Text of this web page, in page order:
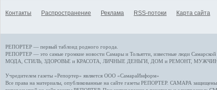
рассказала Ольга
ходе сессии
качества жизни" в
ПМЭФ 2025. В
РФ Михаил
представители
Контакты Распространение Реклама RSS-потоки Карта сайта
РЕПОРТЕР — первый таблоид родного города.
РЕПОРТЕР — это самые громкие новости Самары и Тольятти, известные люди
МОДА, СТИЛЬ ЗДОРОВЬЕ и КРАСОТА ЛИЧНЫЕ ДЕНЬГИ ДОМ и РЕМОНТ,
Учредителем газеты «Репортер» является ООО «СамараИнформ»
Все права на материалы, опубликованные на сайте газеты РЕПОРТЕР. САМАРА защищены.